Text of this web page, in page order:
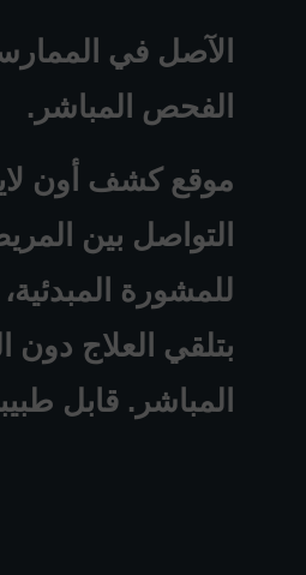
الآصل في
الفحص المباشر.
موقع كشف أون
التواصل بين
للمشورة
بتلقي العلاج
المباشر. قابل